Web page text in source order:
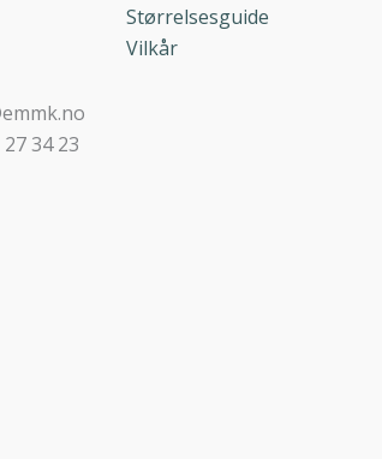
34 23
Størrelsesguide
Vilkår